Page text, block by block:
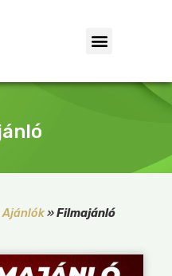
Ajánlók»Filmajánló